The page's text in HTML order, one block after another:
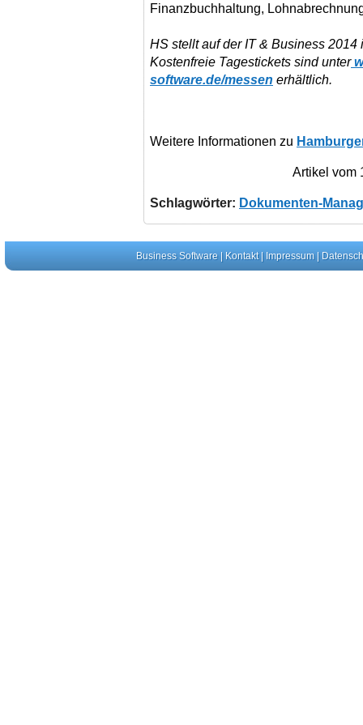
Finanzbuchhaltung,
HS stellt auf der IT & Business
Kostenfreie Tagestickets sind unter
software.de/messen erhältlich.
Weitere Informationen zu
Artikel vom
Schlagwörter: Dokumenten-
Business Software| Kontakt| Impressum|